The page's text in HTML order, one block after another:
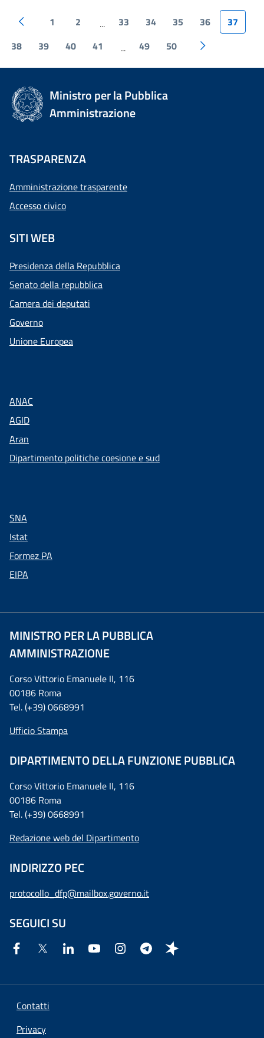
1 2 ... 33 34 35 36
37
38
39 40 41 ... 49 50
Ministro per la Pubblica
Amministrazione
TRASPARENZA
Amministrazione trasparente
Accesso civico
SITI WEB
Presidenza della Repubblica
Senato della repubblica
Camera dei deputati
Governo
Unione Europea
ANAC
AGID
Aran
Dipartimento politiche coesione e sud
SNA
Istat
Formez PA
EIPA
MINISTRO PER LA PUBBLICA
AMMINISTRAZIONE
Corso Vittorio Emanuele II, 116
00186 Roma
Tel. (+39) 0668991
Ufficio Stampa
DIPARTIMENTO DELLA FUNZIONE PUBBLICA
Corso Vittorio Emanuele II, 116
00186 Roma
Tel. (+39) 0668991
Redazione web del Dipartimento
INDIRIZZO PEC
protocollo_dfp@mailbox.governo.it
SEGUICI SU
Contatti
Privacy